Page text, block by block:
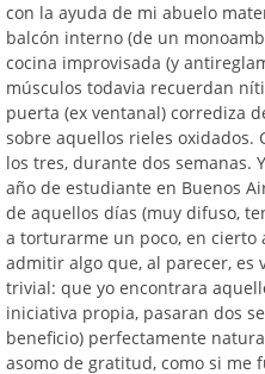
con la ayuda de mi abuelo
balcón interno (de un
cocina improvisada (y
músculos todavia recuerdan
puerta (ex ventanal) corrediza
sobre aquellos rieles oxidados.
los tres, durante dos semanas.
año de estudiante en Buenos
de aquellos días (muy difuso,
a torturarme un poco, en cierto
admitir algo que, al parecer, es
trivial: que yo encontrara
iniciativa propia, pasaran dos
beneficio) perfectamente
asomo de gratitud, como si me